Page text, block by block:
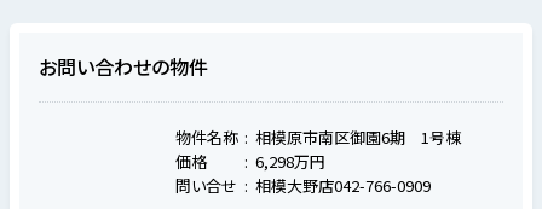
お問い合わせの物件
物件名称
相模原市南区御園6期 1号棟
価格
6,298万円
問い合せ
相模大野店042-766-0909